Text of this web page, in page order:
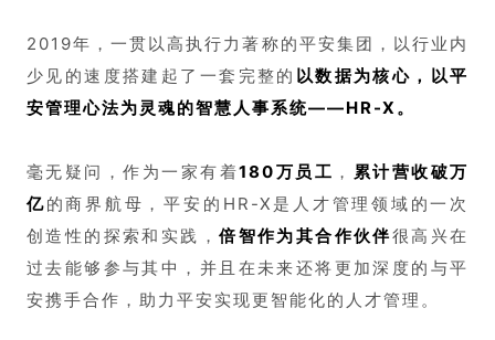
2019年，一贯以高执行力著称的平安集团，以行业内
少见的速度搭建起了一套完整的 以数据为核心，以平
安管理心法为灵魂的智慧人事系统——HR-X。
毫无疑问，作为一家有着180万员工 ， 累计营收破万
亿的商界 航母，平安的HR-X是人才管理领域的一次
创造性的探索和实践，倍智作为其合作伙伴很高兴在
过去能够参与其中，并且在未来还将更加深度的与平
安携手合作，助力平安实现更智能化的人才管理。